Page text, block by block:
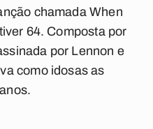
chamadaWhen
64. Composta por
por Lennon e
como idosas as